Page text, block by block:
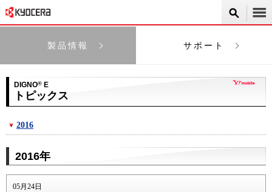
製品情報 サポート
DIGNO® E
トピックス
2016
2016年
05月24日